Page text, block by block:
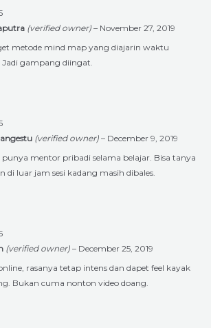
(verified owner) – November 27, 2019
metode mind map yang diajarin waktu
Jadi gampang diingat.
(verified owner) – December 9, 2019
punya mentor pribadi selama belajar. Bisa tanya
di luar jam sesi kadang masih dibales.
(verified owner) – December 25, 2019
rasanya tetap intens dan dapet feel kayak
Bukan cuma nonton video doang.